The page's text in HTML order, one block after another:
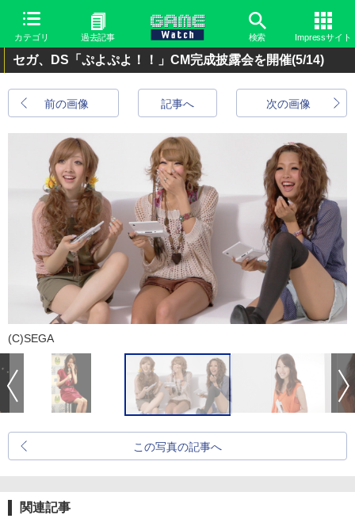
カテゴリ 過去記事 検索 Impressサイト
セガ、DS「ぷよぷよ！！」CM完成披露会を開催(5/14)
前の画像 次の画像
記事へ
(C)SEGA
この写真の記事へ
関連記事